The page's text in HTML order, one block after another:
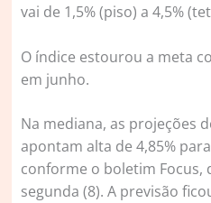
vai de 1,5% (piso) a 4,5%
O índice estourou a meta
em junho.
Na mediana, as projeções
apontam alta de 4,85%
conforme o boletim Focus,
segunda (8). A previsão